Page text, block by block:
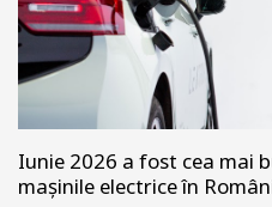
Iunie 2026 a fost cea mai
mașinile electrice în